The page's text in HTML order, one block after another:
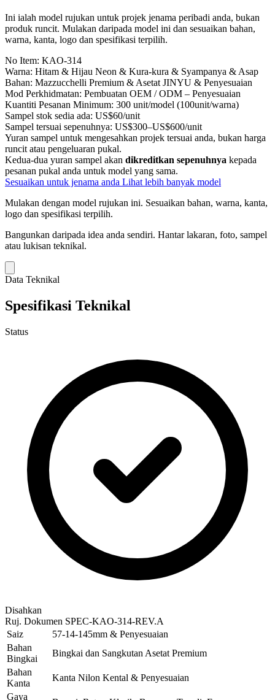
Ini ialah model rujukan untuk projek jenama peribadi anda, bukan
produk runcit. Mulakan daripada model ini dan sesuaikan bahan,
warna, kanta, logo dan spesifikasi terpilih.
No Item: KAO-314
Warna: Hitam & Hijau Neon & Kura-kura & Syampanya & Asap
Bahan: Mazzucchelli Premium & Asetat JINYU & Penyesuaian
Mod Perkhidmatan: Pembuatan OEM / ODM – Penyesuaian
Kuantiti Pesanan Minimum: 300 unit/model (100unit/warna)
Sampel stok sedia ada: US$60/unit
Sampel tersuai sepenuhnya: US$300–US$600/unit
Yuran sampel untuk mengesahkan projek tersuai anda, bukan harga
runcit atau pengeluaran pukal.
Kedua-dua yuran sampel akan dikreditkan sepenuhnya kepada
pesanan pukal anda untuk model yang sama.
Sesuaikan untuk jenama anda Lihat lebih banyak model
Mulakan dengan model rujukan ini. Sesuaikan bahan, warna, kanta,
logo dan spesifikasi terpilih.
Bangunkan daripada idea anda sendiri. Hantar lakaran, foto, sampel
atau lukisan teknikal.
Data Teknikal
Spesifikasi Teknikal
Status
Disahkan
Ruj. Dokumen SPEC-KAO-314-REV.A
Saiz
57-14-145mm & Penyesuaian
Bahan
Bingkai
Bingkai dan Sangkutan Asetat Premium
Bahan
Kanta
Kanta Nilon Kental & Penyesuaian
Gaya